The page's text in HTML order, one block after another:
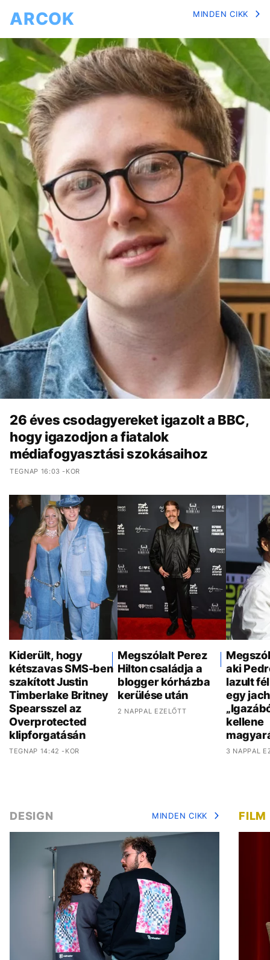
ARCOK MINDEN CIKK
26 éves csodagyereket igazolt a BBC,
hogy igazodjon a fiatalok
médiafogyasztási szokásaihoz
TEGNAP 16:03 -KOR
Kiderült, hogy
kétszavas SMS-ben
szakított Justin
Timberlake Britney
Spearsszel az
Overprotected
klipforgatásán
TEGNAP 14:42 -KOR
Megszólalt Perez
Hilton családja a
blogger kórházba
kerülése után
2 NAPPAL EZELŐTT
aki
lazult
egy
kellene
3 NAPPAL
DESIGN MINDEN CIKK FILM